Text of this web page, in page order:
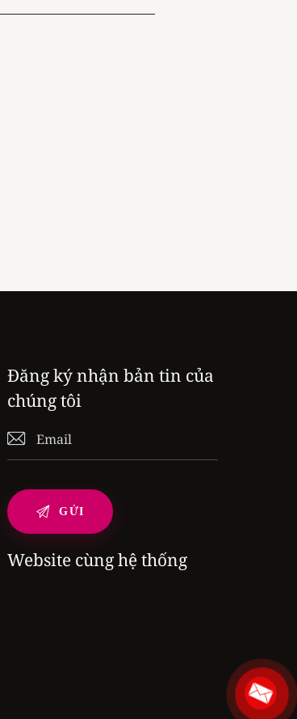
Đăng ký nhận bản tin của
chúng tôi
Website cùng hệ thống